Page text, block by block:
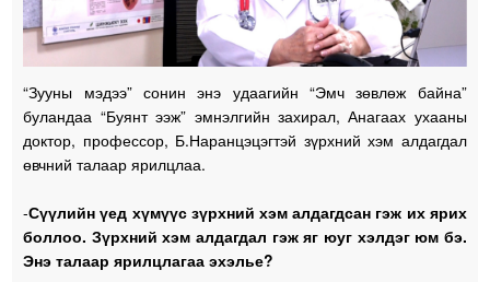
“Зууны мэдээ” сонин энэ удаагийн “Эмч зөвлөж байна”
буландаа “Буянт ээж” эмнэлгийн захирал, Анагаах ухааны
доктор, профессор, Б.Наранцэцэгтэй зүрхний хэм алдагдал
өвчний талаар ярилцлаа.
-Сүүлийн үед хүмүүс зүрхний хэм алдагдсан гэж их ярих
боллоо. Зүрхний хэм алдагдал гэж яг юуг хэлдэг юм бэ.
Энэ талаар ярилцлагаа эхэлье?